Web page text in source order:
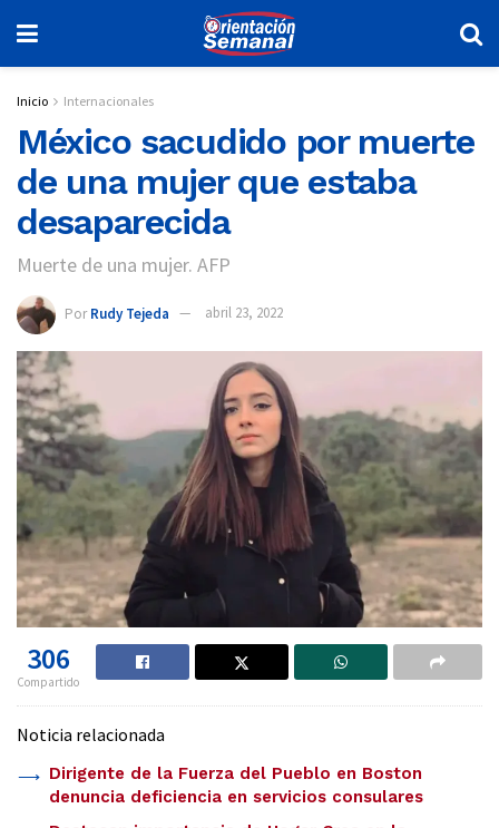
Inicio Internacionales
México sacudido por muerte
de una mujer que estaba
desaparecida
Muerte de una mujer. AFP
Por Rudy Tejeda abril 23, 2022
306
Compartido
Noticia relacionada
Dirigente de la Fuerza del Pueblo en Boston
denuncia deficiencia en servicios consulares